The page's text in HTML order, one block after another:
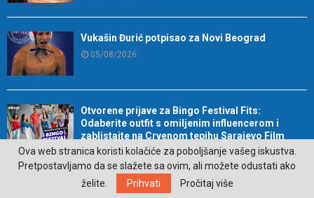
Vukašin Đurić potpisao za Novi Beograd
05/08/2026
Otvorene prijave za Bingo Festival Fits:
Odaberite outfit s omiljenim influencerom i
zablistajte na Crvenom tepihu Sarajevo Film
Festivala
05/08/2026
Ova web stranica koristi kolačiće za poboljšanje vašeg iskustva.
Pretpostavljamo da se slažete sa ovim, ali možete odustati ako
želite.
Prihvati Pročitaj više